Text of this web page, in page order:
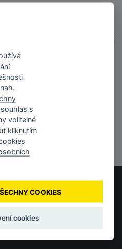
Dle
žádné produkty.
žádný produkt neodpovídá
kritériím.
s
volitelné
kliknutím
COOKIES
cookies